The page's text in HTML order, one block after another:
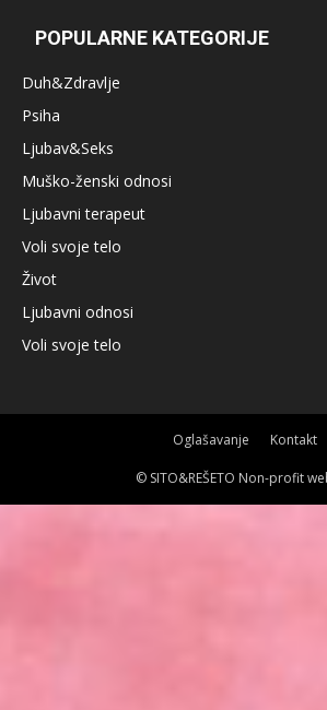
POPULARNE KATEGORIJE
Duh&Zdravlje
Psiha
Ljubav&Seks
Muško-ženski odnosi
Ljubavni terapeut
Voli svoje telo
Život
Ljubavni odnosi
Voli svoje telo
Oglašavanje Kontakt
© SITO&REŠETO Non-profit